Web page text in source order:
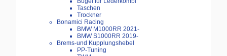
Taschen
Trockner
Bonamici Racing
BMW M1000RR 2021-
BMW S1000RR 2019-
Brems-und Kupplungshebel
PP-Tuning